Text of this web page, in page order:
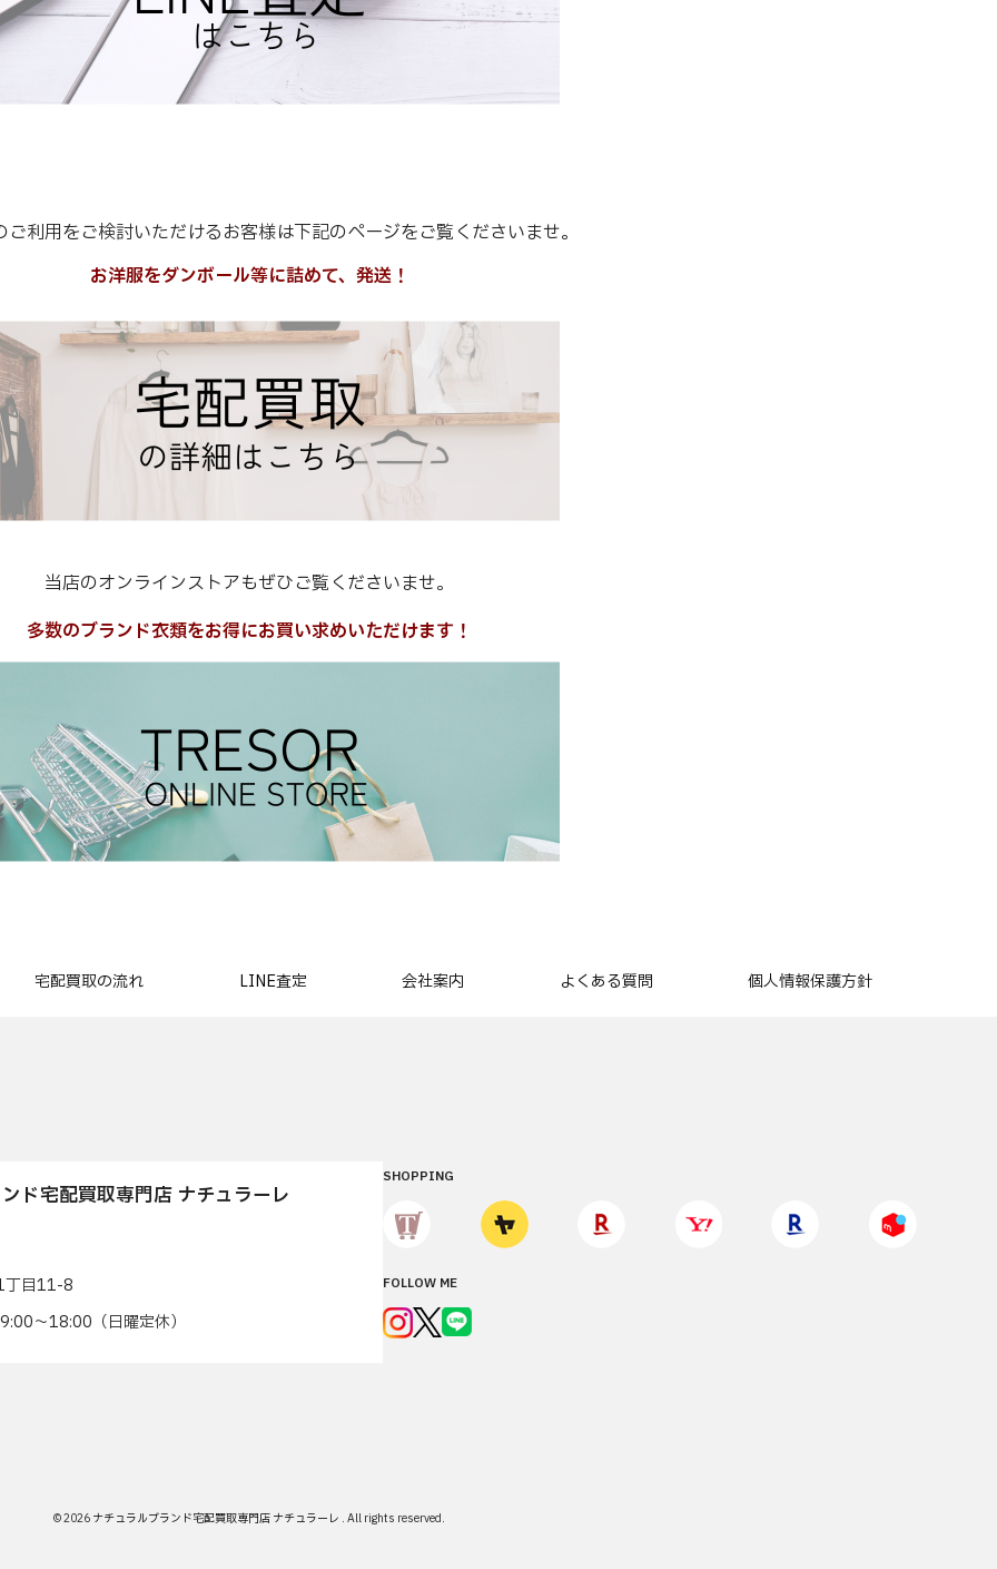
ご利用をご検討いただけるお客様は下記のページをご覧くださいませ。
お洋服をダンボール等に詰めて、発送！
当店のオンラインストアもぜひご覧くださいませ。
多数のブランド衣類をお得にお買い求めいただけます！
宅配買取の流れ LINE査定 会社案内 よくある質問 個人情報保護方針
ド宅配買取専門店 ナチュラーレ
丁目11-8
〜18:00（日曜定休）
SHOPPING
FOLLOW ME
© 2026 ナチュラルブランド宅配買取専門店 ナチュラーレ . All rights reserved.